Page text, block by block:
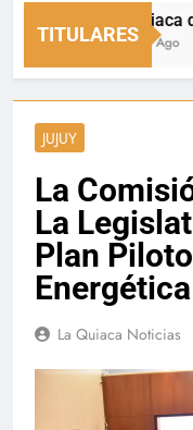
TITULARES
La Quiaca
4 Horas Ago
JUJUY
La
La
Plan
La Quiaca Noticias